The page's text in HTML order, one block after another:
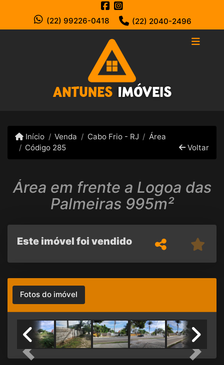
(22) 99226-0418 (22) 2040-2496
Início Venda Cabo Frio - RJ
Área
Código 285
Voltar
Área em frente a Logoa das
Palmeiras 995m²
Este imóvel foi vendido
Fotos do imóvel
Previous Next